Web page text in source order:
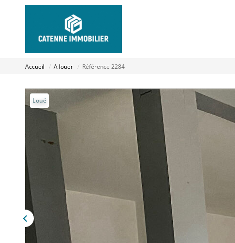
Accueil A louer Référence 2284
Loué